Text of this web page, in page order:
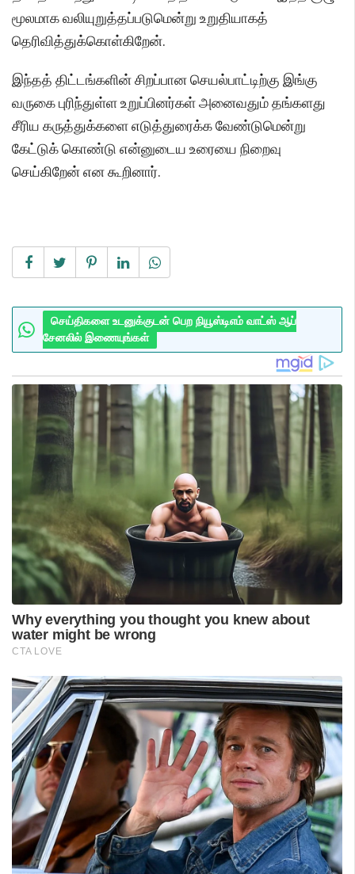
மூலமாக வலியுறுத்தப்படுமென்று உறுதியாகத்
தெரிவித்துக்கொள்கிறேன்.
இந்தத் திட்டங்களின் சிறப்பான செயல்பாட்டிற்கு இங்கு
வருகை புரிந்துள்ள உறுப்பினர்கள் அனைவதும் தங்களது
சீரிய கருத்துக்களை எடுத்துரைக்க வேண்டுமென்று
கேட்டுக் கொண்டு என்னுடைய உரையை நிறைவு
செய்கிறேன் என கூறினார்.
செய்திகளை உடனுக்குடன் பெற நியூஸ்டிஎம் வாட்ஸ் ஆப்
சேனலில் இணையுங்கள்